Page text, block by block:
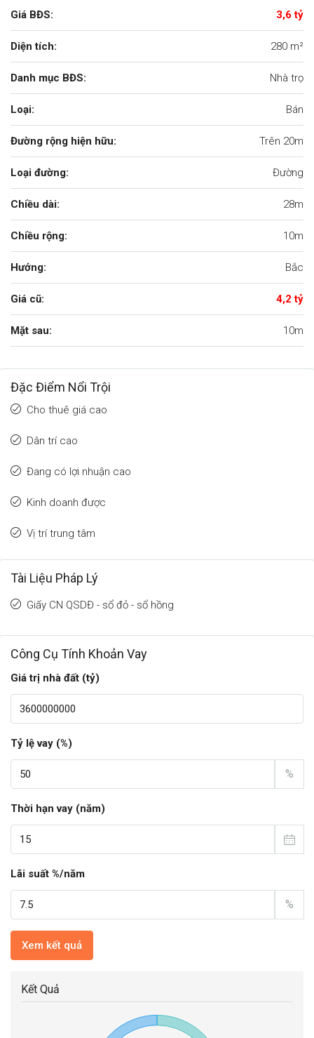
Giá BĐS: 3,6 tỷ
Diện tích: 280 m²
Danh mục BĐS: Nhà trọ
Loại: Bán
Đường rộng hiện hữu: Trên 20m
Loại đường: Đường
Chiều dài: 28m
Chiều rộng: 10m
Hướng: Bắc
Giá cũ: 4,2 tỷ
Mặt sau: 10m
Đặc Điểm Nổi Trội
Cho thuê giá cao
Dân trí cao
Đang có lợi nhuận cao
Kinh doanh được
Vị trí trung tâm
Tài Liệu Pháp Lý
Giấy CN QSDĐ - sổ đỏ - sổ hồng
Công Cụ Tính Khoản Vay
Giá trị nhà đất (tỷ)
Tỷ lệ vay (%)
%
Thời hạn vay (năm)
Lãi suất %/năm
%
Xem kết quả
Kết Quả